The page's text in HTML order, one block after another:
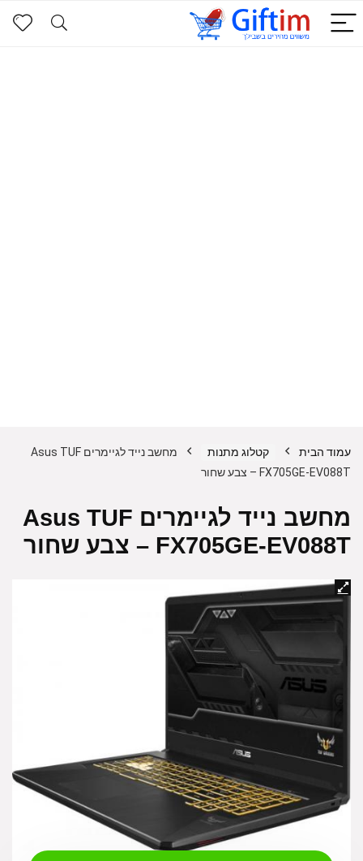
עמוד הבית קטלוג מתנות
מחשב נייד לגיימרים Asus TUF
FX705GE-EV088T – צבע שחור
מחשב נייד לגיימרים Asus TUF
FX705GE-EV088T – צבע שחור
₪6,090.00